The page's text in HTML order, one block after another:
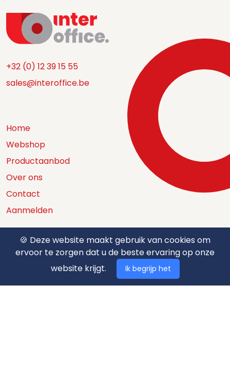
+32 (0) 12 39 15 55
sales@interoffice.be
Home
Webshop
Productaanbod
Over ons
Contact
Aanmelden
Catalogus
Nuttige documenten
Privacy policy
🍪 Deze website maakt gebruik van cookies om
ervoor te zorgen dat u de beste ervaring op onze
website krijgt.
Ik begrijp het